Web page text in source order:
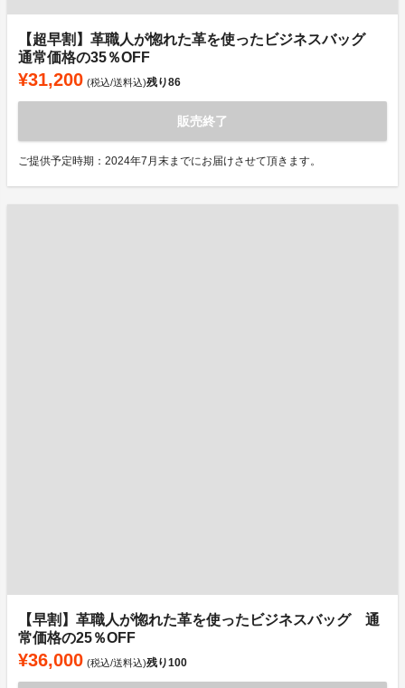
【超早割】革職人が惚れた革を使ったビジネスバッグ
通常価格の35％OFF
¥31,200 (税込/送料込)残り86
販売終了
ご提供予定時期：2024年7月末までにお届けさせて頂きます。
【早割】革職人が惚れた革を使ったビジネスバッグ 通
常価格の25％OFF
¥36,000 (税込/送料込)残り100